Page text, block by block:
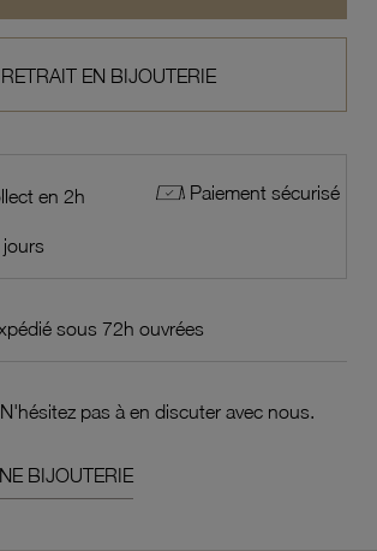
RETRAIT EN BIJOUTERIE
en 2h Paiement sécurisé
sous 72h ouvrées
pas à en discuter avec nous.
BIJOUTERIE